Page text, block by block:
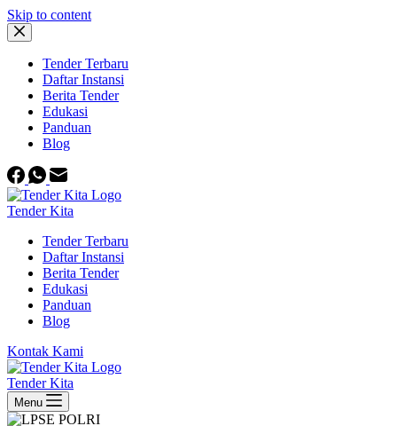
Skip to content
Tender Terbaru
Daftar Instansi
Berita Tender
Edukasi
Panduan
Blog
Tender Kita
Tender Terbaru
Daftar Instansi
Berita Tender
Edukasi
Panduan
Blog
Kontak Kami
Tender Kita
Menu